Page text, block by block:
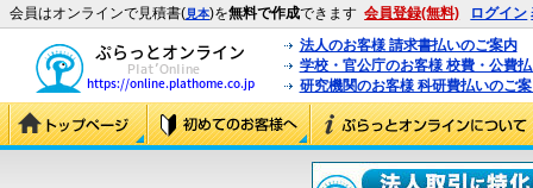
会員はオンラインで見積書(見本)を無料で作成できます 会員登録(無料) ログイン
法人のお客様 請求書払いのご案内
学校・官公庁のお客様 校費・公費
研究機関のお客様 科研費払いのご